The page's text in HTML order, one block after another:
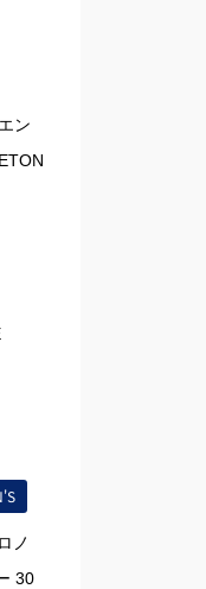
ン
ノ
30